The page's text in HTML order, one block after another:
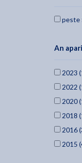
peste
An
2023
2022
2020
2018
2016
2015